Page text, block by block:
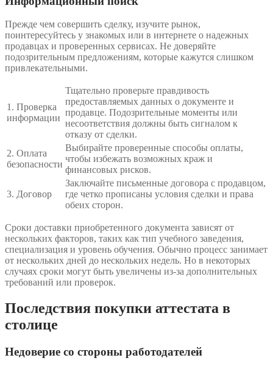
Прежде чем совершить сделку, изучите рынок,
поинтересуйтесь у знакомых или в интернете о надежных
продавцах и проверенных сервисах. Не доверяйте
подозрительным предложениям, которые кажутся слишком
привлекательными.
1. Проверка
информации
Тщательно проверьте правдивость
предоставляемых данных о документе и
продавце. Подозрительные моменты или
несоответствия должны быть сигналом к
отказу от сделки.
2. Оплата
безопасности
Выбирайте проверенные способы оплаты,
чтобы избежать возможных краж и
финансовых рисков.
3. Договор
Заключайте письменные договора с продавцом,
где четко прописаны условия сделки и права
обеих сторон.
Сроки доставки приобретенного документа зависят от
нескольких факторов, таких как тип учебного заведения,
специализация и уровень обучения. Обычно процесс занимает
от нескольких дней до нескольких недель. Но в некоторых
случаях сроки могут быть увеличены из-за дополнительных
требований или проверок.
Последствия покупки аттестата в
столице
Недоверие со стороны работодателей